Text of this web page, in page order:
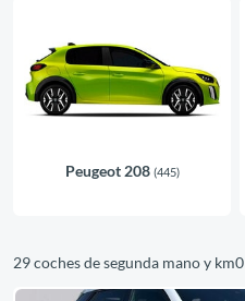
Peugeot 208 (445)
29 coches de segunda mano y km0